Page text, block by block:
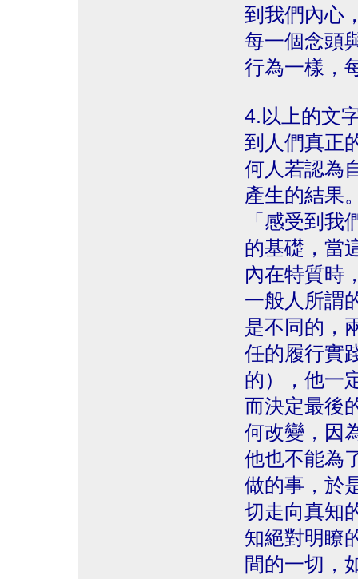
到我們內心
每一個念頭
行為一樣，
4.以上的文
到人們真正
何人若認為
產生的結果
「感受到
的基礎，當
內在特質時
一般人所謂
是不同的，
任的履行實
的），他一
而決定最後
何改變，因
他也不能為
做的事，於
切走向真知
知絕對明瞭
間的一切，